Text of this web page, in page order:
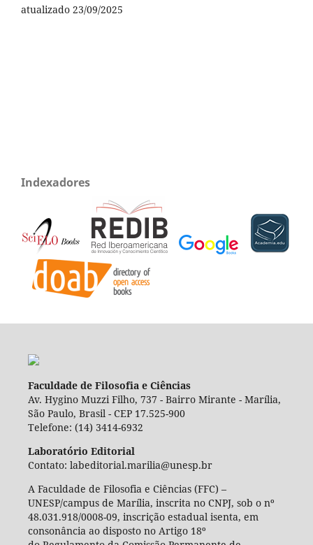
atualizado 23/09/2025
Indexadores
Faculdade de Filosofia e Ciências
Av. Hygino Muzzi Filho, 737 - Bairro Mirante - Marília,
São Paulo, Brasil - CEP 17.525-900
Telefone: (14) 3414-6932
Laboratório Editorial
Contato: labeditorial.marilia@unesp.br
A Faculdade de Filosofia e Ciências (FFC) –
UNESP/campus de Marília, inscrita no CNPJ, sob o nº
48.031.918/0008-09, inscrição estadual isenta, em
consonância ao disposto no Artigo 18º